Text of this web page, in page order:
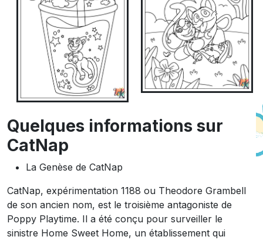
Quelques informations sur
CatNap
La Genèse de CatNap
CatNap, expérimentation 1188 ou Theodore Grambell
de son ancien nom, est le troisième antagoniste de
Poppy Playtime. Il a été conçu pour surveiller le
sinistre Home Sweet Home, un établissement qui